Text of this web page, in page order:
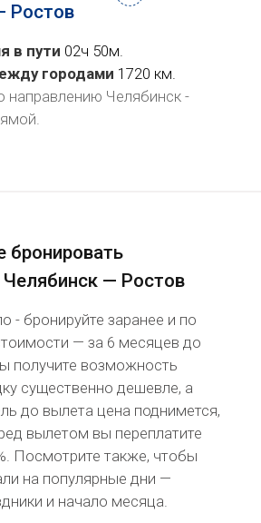
Ростов
в пути 02ч 50м.
городами 1720 км.
направлению Челябинск -
.
бронировать
— Ростов
- бронируйте заранее и по
— за 6 месяцев до
получите возможность
существенно дешевле, а
до вылета цена поднимется,
вылетом вы переплатите
Посмотрите также, чтобы
на популярные дни —
и начало месяца.